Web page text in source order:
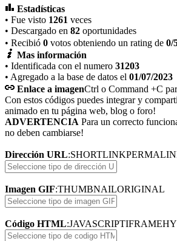
Estadísticas
• Fue visto 1261 veces
• Descargado en 82 oportunidades
• Recibió 0 votos obteniendo un rating de 0/
Mas información
• Identificada con el numero 31203
• Agregado a la base de datos el 01/07/2023
Enlace a imagenCtrl o Command +C
Con estos códigos puedes integrar y
animado en tu página web, blog o foro!
ADVERTENCIA Para un correcto
no deben cambiarse!
Dirección URL:SHORTLINK
Imagen GIF:THUMBNAILORIGINAL
Código HTML:JAVASCRIPTIFRAME